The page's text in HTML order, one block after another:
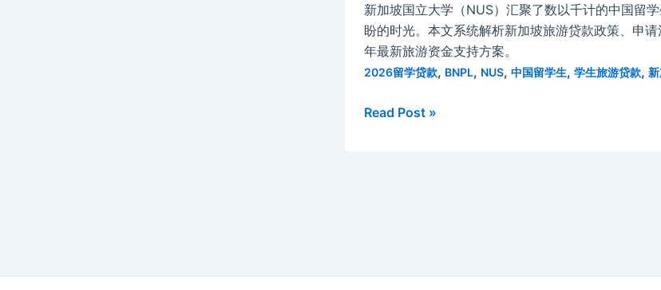
新加坡国立大学（NUS）汇聚了数以千计的中国留
盼的时光。本文系统解析新加坡旅游贷款政策、申
年最新旅游资金支持方案。
2026留学贷款, BNPL, NUS, 中国留学生, 学生旅游贷款,
2026
Read Post »